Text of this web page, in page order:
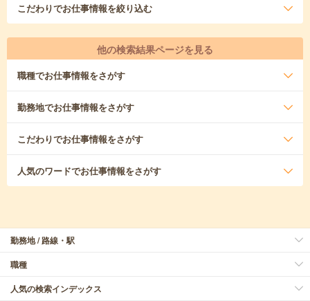
こだわりでお仕事情報を絞り込む
他の検索結果ページを見る
職種でお仕事情報をさがす
勤務地でお仕事情報をさがす
こだわりでお仕事情報をさがす
人気のワードでお仕事情報をさがす
勤務地 / 路線・駅
職種
人気の検索インデックス